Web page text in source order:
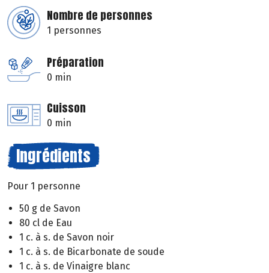
Nombre de personnes
1 personnes
Préparation
0 min
Cuisson
0 min
Ingrédients
Pour 1 personne
50 g de Savon
80 cl de Eau
1 c. à s. de Savon noir
1 c. à s. de Bicarbonate de soude
1 c. à s. de Vinaigre blanc